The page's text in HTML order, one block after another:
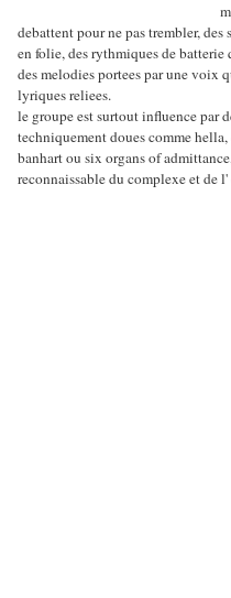
debattent pour ne pas trembler,
en folie, des rythmiques de
des melodies portees par une voix
lyriques reliees.
le groupe est surtout influence par
techniquement doues comme
banhart ou six organs of
reconnaissable du complexe et de